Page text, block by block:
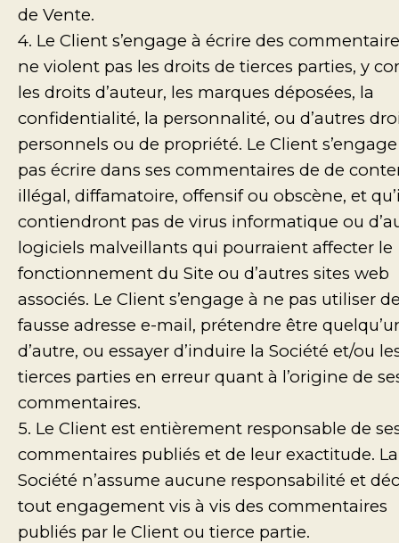
de Vente.
4. Le Client s’engage à écrire des
ne violent pas les droits de tierces parties, y
les droits d’auteur, les marques déposées, la
confidentialité, la personnalité, ou d’autres
personnels ou de propriété. Le Client
pas écrire dans ses commentaires de de
illégal, diffamatoire, offensif ou obscène, et
contiendront pas de virus informatique ou
logiciels malveillants qui pourraient affecter le
fonctionnement du Site ou d’autres sites web
associés. Le Client s’engage à ne pas utiliser
fausse adresse e-mail, prétendre être
d’autre, ou essayer d’induire la Société et/ou
tierces parties en erreur quant à l’origine de
commentaires.
5. Le Client est entièrement responsable de
commentaires publiés et de leur exactitude. La
Société n’assume aucune responsabilité et
tout engagement vis à vis des commentaires
publiés par le Client ou tierce partie.